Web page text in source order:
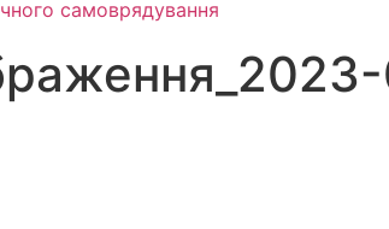
самоврядування